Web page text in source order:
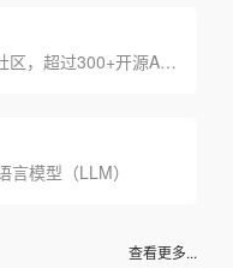
阿里达摩院推出的AI模型社区，超过300+开源AI模型
模型（LLM）
查看更多...